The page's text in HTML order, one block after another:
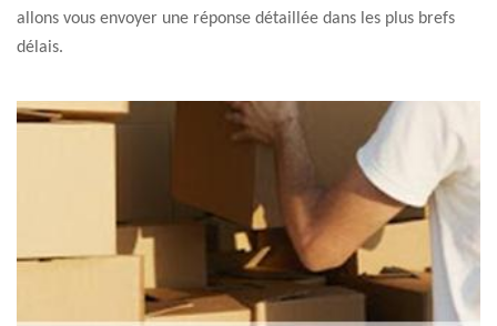
allons vous envoyer une réponse détaillée dans les plus brefs
délais.